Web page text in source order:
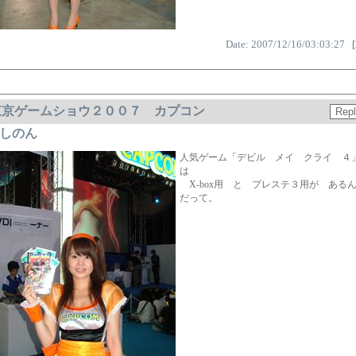
Date: 2007/12/16/03:03:27
ゲームショウ２００７ カプコン
のん
人気ゲーム「デビル メイ クライ ４
は
X-box用 と プレステ３用が あるん
だって。